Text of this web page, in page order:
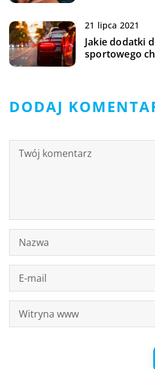
21 lipca 2021
Jakie dodatki
sportowego
DODAJ